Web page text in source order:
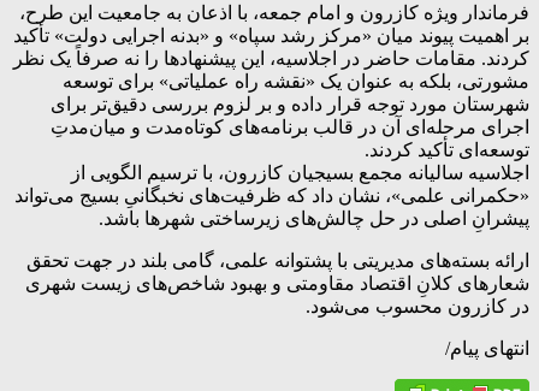
فرماندار ویژه کازرون و امام جمعه، با اذعان به جامعیت این طرح،
بر اهمیت پیوند میان «مرکز رشد سپاه» و «بدنه اجرایی دولت» تأکید
کردند. مقامات حاضر در اجلاسیه، این پیشنهادها را نه صرفاً یک نظر
مشورتی، بلکه به عنوان یک «نقشه راه عملیاتی» برای توسعه
شهرستان مورد توجه قرار داده و بر لزوم بررسی دقیق‌تر برای
اجرای مرحله‌ای آن در قالب برنامه‌های کوتاه‌مدت و میان‌مدتِ
توسعه‌ای تأکید کردند.
اجلاسیه سالیانه مجمع بسیجیان کازرون، با ترسیم الگویی از
«حکمرانی علمی»، نشان داد که ظرفیت‌های نخبگانیِ بسیج می‌تواند
پیشرانِ اصلی در حل چالش‌های زیرساختی شهرها باشد.
ارائه بسته‌های مدیریتی با پشتوانه علمی، گامی بلند در جهت تحقق
شعارهای کلانِ اقتصاد مقاومتی و بهبود شاخص‌های زیست شهری
در کازرون محسوب می‌شود.
انتهای پیام/